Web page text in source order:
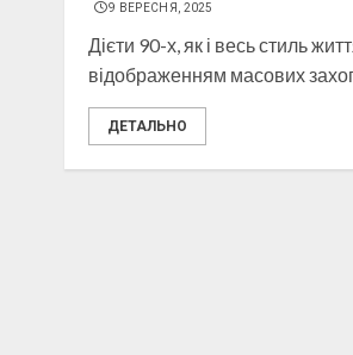
9 ВЕРЕСНЯ, 2025
Дієти 90-х, як і весь стиль
відображенням масових
ДЕТАЛЬНО